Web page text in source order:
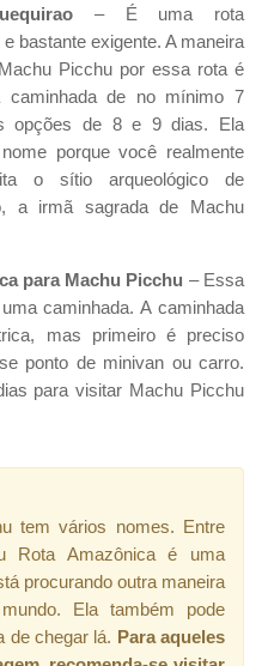
– É uma rota
bastante exigente. A maneira
Picchu por essa rota é
caminhada de no mínimo 7
opções de 8 e 9 dias. Ela
porque você realmente
o sítio arqueológico de
a irmã sagrada de Machu
para Machu Picchu – Essa
caminhada. A caminhada
mas primeiro é preciso
ponto de minivan ou carro.
para visitar Machu Picchu
tem vários nomes. Entre
Rota Amazônica é uma
procurando outra maneira
Ela também pode
de chegar lá. Para aqueles